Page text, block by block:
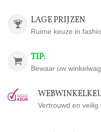
LAGE PRIJZEN
Ruime keuze in
TIP:
Bewaar uw
Vertrouwd en veilig